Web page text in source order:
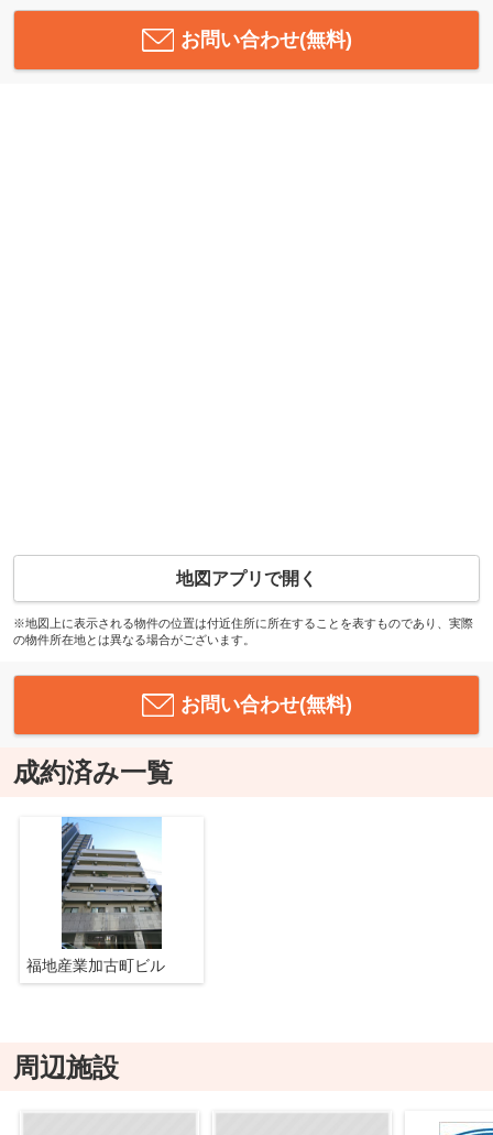
お問い合わせ(無料)
地図アプリで開く
※地図上に表示される物件の位置は付近住所に所在することを表すものであり、実際
の物件所在地とは異なる場合がございます。
お問い合わせ(無料)
成約済み一覧
福地産業加古町ビル
周辺施設